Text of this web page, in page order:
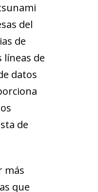
del
de
líneas de
datos
de
más
que